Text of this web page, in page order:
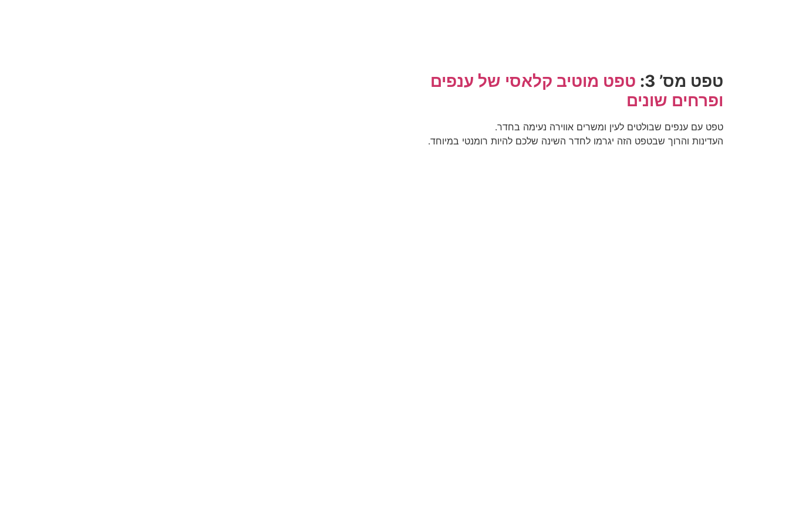
טפט מס’ 3:
טפט מוטיב קלאסי של ענפים
ופרחים שונים
טפט עם ענפים שבולטים לעין ומשרים אווירה נעימה בחדר.
העדינות והרוך שבטפט הזה יגרמו לחדר השינה שלכם להיות רומנטי במיוחד.